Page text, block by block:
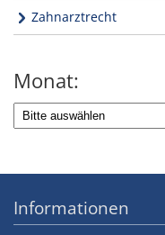
Zahnarztrecht
Monat:
Informationen